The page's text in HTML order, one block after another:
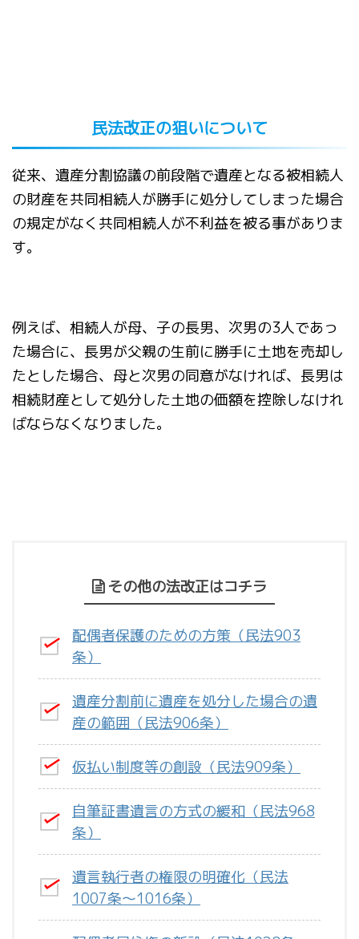
民法改正の狙いについて
従来、遺産分割協議の前段階で遺産となる被相続人
の財産を共同相続人が勝手に処分してしまった場合
の規定がなく共同相続人が不利益を被る事がありま
す。
例えば、相続人が母、子の長男、次男の3人であっ
た場合に、長男が父親の生前に勝手に土地を売却し
たとした場合、母と次男の同意がなければ、長男は
相続財産として処分した土地の価額を控除しなけれ
ばならなくなりました。
その他の法改正はコチラ
配偶者保護のための方策（民法903
条）
遺産分割前に遺産を処分した場合の遺
産の範囲（民法906条）
仮払い制度等の創設（民法909条）
自筆証書遺言の方式の緩和（民法968
条）
遺言執行者の権限の明確化（民法
1007条～1016条）